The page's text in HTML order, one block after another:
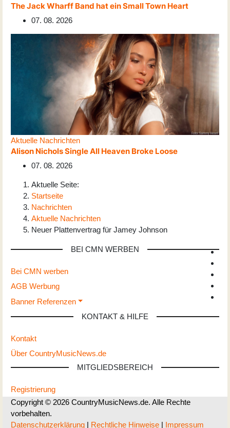
The Jack Wharff Band hat ein Small Town Heart
07. 08. 2026
Aktuelle Nachrichten
Alison Nichols Single All Heaven Broke Loose
07. 08. 2026
Aktuelle Seite:
Startseite
Nachrichten
Aktuelle Nachrichten
Neuer Plattenvertrag für Jamey Johnson
BEI CMN WERBEN
Bei CMN werben
AGB Werbung
Banner Referenzen
KONTAKT & HILFE
Kontakt
Über CountryMusicNews.de
MITGLIEDSBEREICH
Registrierung
Copyright © 2026 CountryMusicNews.de. Alle Rechte
vorbehalten.
Datenschutzerklärung | Rechtliche Hinweise | Impressum